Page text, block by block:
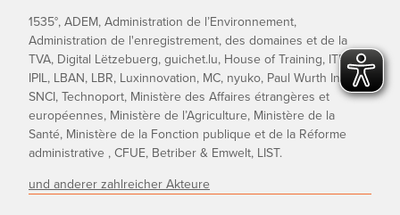
1535°, ADEM, Administration de l’Environnement,
Administration de l'enregistrement, des domaines et de la
TVA, Digital Lëtzebuerg, guichet.lu, House of Training, ITM,
IPIL, LBAN, LBR, Luxinnovation, MC, nyuko, Paul Wurth InCub,
SNCI, Technoport, Ministère des Affaires étrangères et
européennes, Ministère de l’Agriculture, Ministère de la
Santé, Ministère de la Fonction publique et de la Réforme
administrative , CFUE, Betriber & Emwelt, LIST.
und anderer zahlreicher Akteure